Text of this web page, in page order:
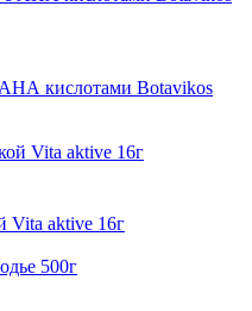
кислотами Botavikos
Vita aktive 16г